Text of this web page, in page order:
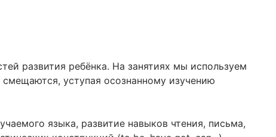
развития ребёнка. На занятиях мы используем
уступая осознанному изучению
языка, развитие навыков чтения, письма,